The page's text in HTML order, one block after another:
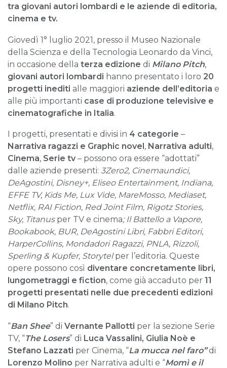
tra giovani autori lombardi e le aziende di editoria,
cinema e tv.
Giovedì 1° luglio 2021, presso il Museo Nazionale
della Scienza e della Tecnologia Leonardo da Vinci,
in occasione della terza edizione di Milano Pitch,
giovani autori lombardi hanno presentato i loro 20
progetti inediti alle maggiori aziende dell’editoria e
alle più importanti case di produzione televisive e
cinematografiche in Italia.
I progetti, presentati e divisi in 4 categorie –
Narrativa ragazzi e Graphic novel , Narrativa adulti,
Cinema, Serie tv – possono ora essere “adottati”
dalle aziende presenti: 3Zero2, Cinemaundici,
DeAgostini, Disney+, Eliseo Entertainment, Indiana,
EFFE TV, Kids Me, Lux Vide, MareMosso, Mediaset,
Netflix, RAI Fiction, Red Joint Film, Rigotz Stories,
Sky, Titanus per TV e cinema; Il Battello a Vapore,
Bookabook, BUR, DeAgostini Libri, Fabbri Editori,
HarperCollins, Mondadori Ragazzi, PNLA, Rizzoli,
Sperling & Kupfer, Storytelper l’editoria. Queste
opere possono così diventare concretamente libri,
lungometraggi e fiction, come già accaduto per 11
progetti presentati nelle due precedenti edizioni
di Milano Pitch.
“Ban Shee” di Vernante Pallotti per la sezione Serie
TV, “The Losers” di Luca Vassalini, Giulia Noè e
Stefano Lazzati per Cinema, “La mucca nel faro”di
Lorenzo Molino per Narrativa adulti e “Momì e il